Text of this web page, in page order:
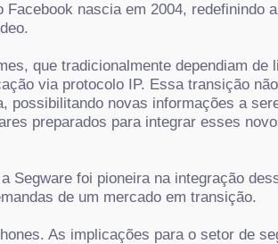
nascia em 2004, redefinindo
que tradicionalmente dependiam de
via protocolo IP. Essa transição
possibilitando novas informações a
preparados para integrar esses
Segware foi pioneira na integração
de um mercado em transição.
As implicações para o setor de